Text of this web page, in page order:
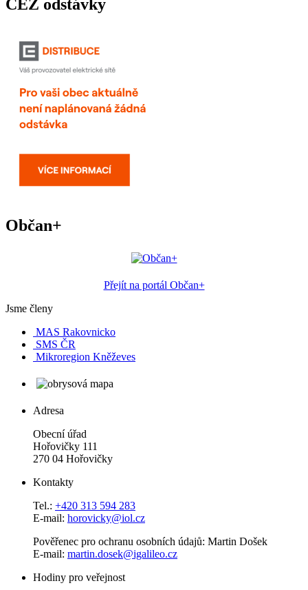
ČEZ odstávky
Občan+
Přejít na portál Občan+
Jsme členy
MAS Rakovnicko
SMS ČR
Mikroregion Kněževes
Adresa
Obecní úřad
Hořovičky 111
270 04 Hořovičky
Kontakty
Tel.: +420 313 594 283
E-mail: horovicky@iol.cz
Pověřenec pro ochranu osobních údajů: Martin Došek
E-mail: martin.dosek@igalileo.cz
Hodiny pro veřejnost